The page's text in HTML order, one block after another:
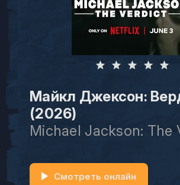
Майкл Джексон:
(2026)
Michael Jackson: The
Смотреть онлайн